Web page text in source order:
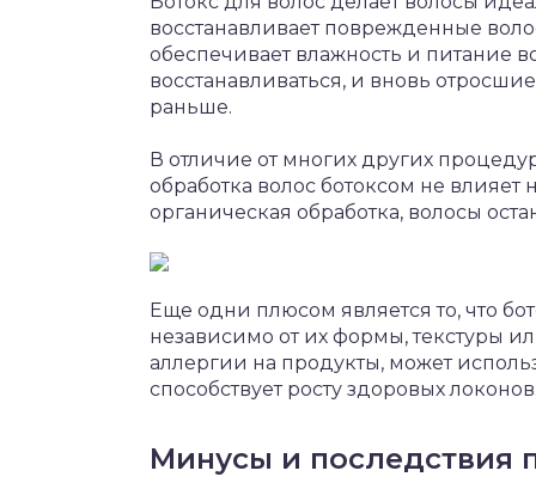
восстанавливает поврежденные
обеспечивает влажность и питание
восстанавливаться, и вновь
раньше.
В отличие от многих других
обработка волос ботоксом не влияет
органическая обработка, волосы
Еще одни плюсом является то, что
независимо от их формы, текстуры
аллергии на продукты, может
способствует росту здоровых
Минусы и последствия